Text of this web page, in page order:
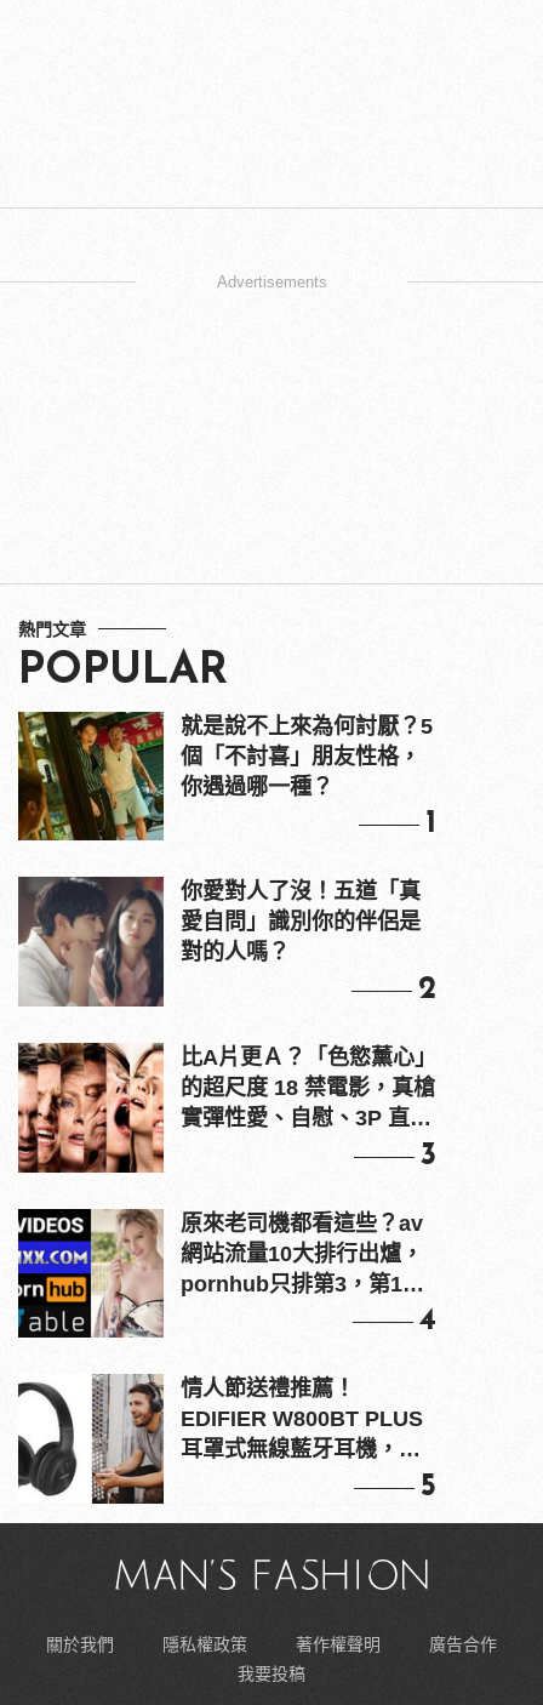
Advertisements
熱門文章
POPULAR
就是說不上來為何討厭？5
個「不討喜」朋友性格，
你遇過哪一種？
1
你愛對人了沒！五道「真
愛自問」識別你的伴侶是
對的人嗎？
2
比A片更Ａ？「色慾薰心」
的超尺度 18 禁電影，真槍
實彈性愛、自慰、3P 直接
3
原來老司機都看這些？av
網站流量10大排行出爐，
pornhub只排第3，第1名
4
情人節送禮推薦！
EDIFIER W800BT PLUS
耳罩式無線藍牙耳機，在
5
關於我們 隱私權政策 著作權聲明
廣告合作
我要投稿